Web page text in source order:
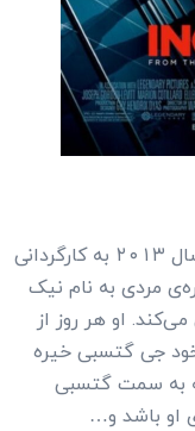
گتسبی بزرگ ، فیلمی سینمایی محصول سال ۲۰۱۳ به کارگردانی
مردی به نام نیک
او هر روز از
جی گتسبی خیره
به سمت گتسبی
او باشد و…